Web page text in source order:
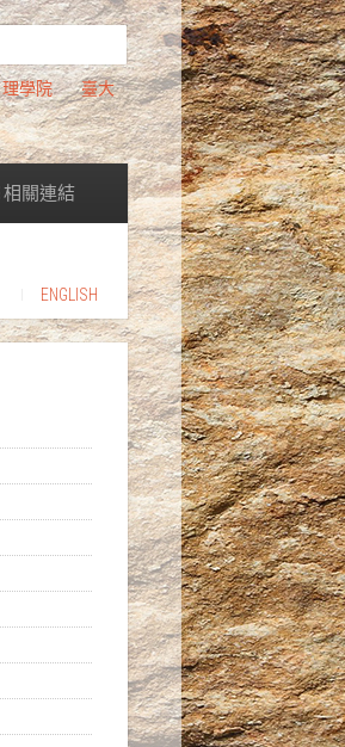
理學院 臺大
相關連結
ENGLISH